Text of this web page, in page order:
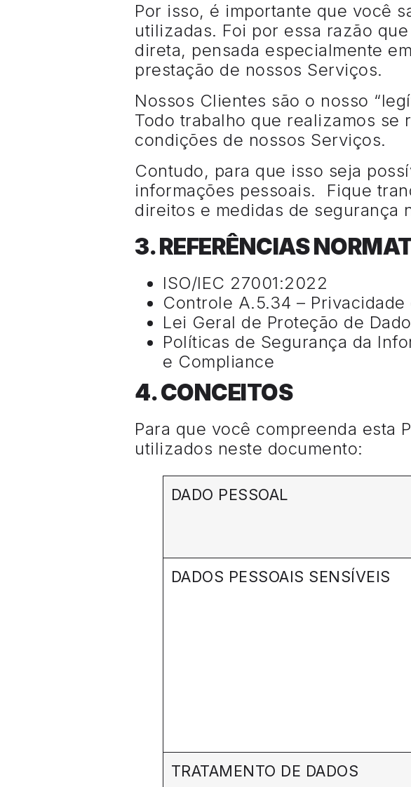
Por isso, é importante que você
utilizadas. Foi por essa razão
direta, pensada especialmente
prestação de nossos Serviços.
Nossos Clientes são o nosso
Todo trabalho que realizamos se
condições de nossos Serviços.
Contudo, para que isso seja
informações pessoais. Fique
direitos e medidas de segurança
3. REFERÊNCIAS
ISO/IEC 27001:2022
Controle A.5.34 – Privacidade
Lei Geral de Proteção de
Políticas de Segurança da
e Compliance
4. CONCEITOS
Para que você compreenda esta
utilizados neste documento:
DADO PESSOAL
DADOS PESSOAIS SENSÍVEIS
TRATAMENTO DE DADOS